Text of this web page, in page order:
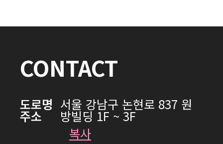
CONTACT
도로명
주소
서울 강남구 논현로 837 원
방빌딩 1F ~ 3F
복사